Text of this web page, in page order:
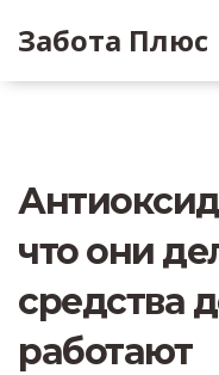
Забота Плюс
что они
средства
работают